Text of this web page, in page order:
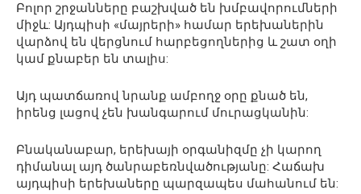
Բոլոր շրջանները բաշխված են խմբավորումների
միջև: Այդպիսի «մայրերի» համար երեխաներին
վարձով են վերցնում հարբեցողներից և շատ օղի
կամ քնաբեր են տալիս:
Այդ պատճառով նրանք ամբողջ օրը քնած են,
իրենց լացով չեն խանգարում մուրացկանին:
Բնականաբար, երեխայի օրգանիզմը չի կարող
դիմանալ այդ ծանրաբեռնվածությանը: Հաճախ
այդպիսի երեխաները պարզապես մահանում են: